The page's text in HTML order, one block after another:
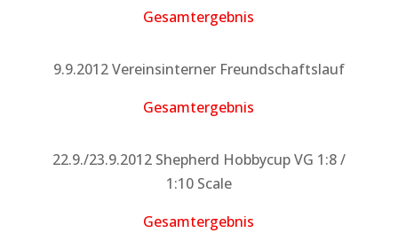
Gesamtergebnis
9.9.2012 Vereinsinterner Freundschaftslauf
Gesamtergebnis
22.9./23.9.2012 Shepherd Hobbycup VG 1:8 /
1:10 Scale
Gesamtergebnis